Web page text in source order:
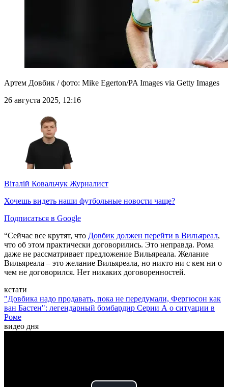
Артем Довбик / фото: Mike Egerton/PA Images via Getty Images
26 августа 2025, 12:16
Віталій Ковальчук Журналист
Хочешь видеть наши футбольные новости чаще?
Подписаться в Google
“Сейчас все крутят, что Довбик должен перейти в Вильяреал,
что об этом практически договорились. Это неправда. Рома
даже не рассматривает предложение Вильяреала. Желание
Вильяреала – это желание Вильяреала, но никто ни с кем ни о
чем не договорился. Нет никаких договоренностей.
кстати
"Довбика надо продавать, пока не передумали, Фергюсон как
ван Бастен": легендарный бомбардир Серии А о ситуации в
Роме
видео дня